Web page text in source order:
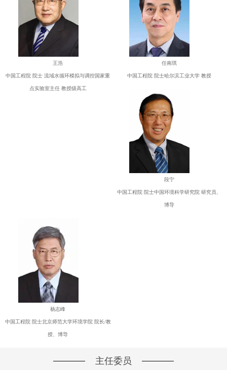
王浩
中国工程院 院士 流域水循环模拟与调控国家重
点实验室主任 教授级高工
任南琪
中国工程院 院士哈尔滨工业大学 教授
段宁
中国工程院 院士中国环境科学研究院 研究员、
博导
杨志峰
中国工程院 院士北京师范大学环境学院 院长/教
授、博导
主任委员